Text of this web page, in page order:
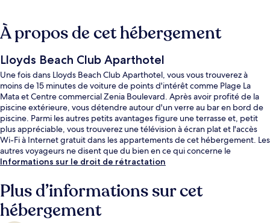
À propos de cet hébergement
Lloyds Beach Club Aparthotel
Une fois dans Lloyds Beach Club Aparthotel, vous vous trouverez à
moins de 15 minutes de voiture de points d'intérêt comme Plage La
Mata et Centre commercial Zenia Boulevard. Après avoir profité de la
piscine extérieure, vous détendre autour d'un verre au bar en bord de
piscine. Parmi les autres petits avantages figure une terrasse et, petit
plus appréciable, vous trouverez une télévision à écran plat et l'accès
Wi-Fi à Internet gratuit dans les appartements de cet hébergement. Les
autres voyageurs ne disent que du bien en ce qui concerne le
personnel attentionné.
Informations sur le droit de rétractation
Plus d’informations sur cet
hébergement